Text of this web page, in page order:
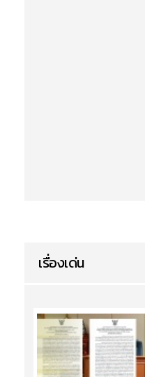
เรื่องเด่น